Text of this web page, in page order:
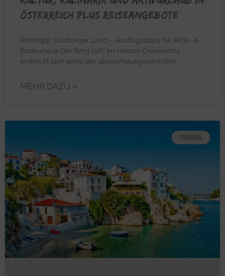
Österreich plus Reiseangebote
Reisetipp Salzburger Land – Ausflugstipps für Aktiv- &
Badeurlaub Der Berg ruft! Im Herzen Österreichs
erstreckt sich eines der abwechslungsreichsten
MEHR DAZU »
TRAVEL